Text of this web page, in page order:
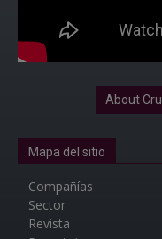
About
Mapa del sitio
Compañías
Sector
Revista